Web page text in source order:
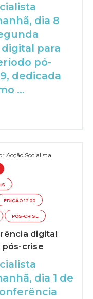
dia 8
para
pó-
dedicada
...
Acção Socialista
EDIÇÃO 1200
PÓS-CRISE
digital
pós-crise
dia 1 de